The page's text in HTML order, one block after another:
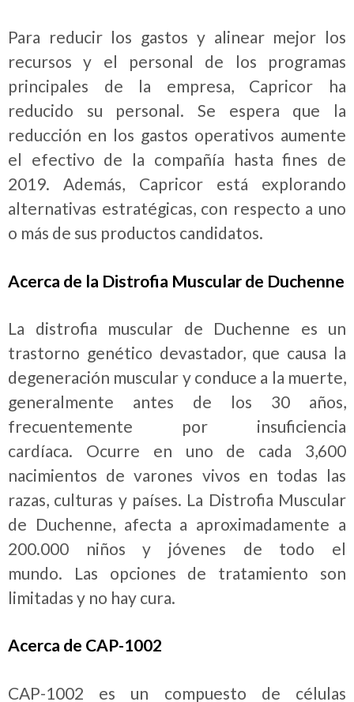
Para reducir los gastos y alinear mejor los
recursos y el personal de los programas
principales de la empresa, Capricor ha
reducido su personal. Se espera que la
reducción en los gastos operativos aumente
el efectivo de la compañía hasta fines de
2019. Además, Capricor está explorando
alternativas estratégicas, con respecto a uno
o más de sus productos candidatos.
Acerca de la Distrofia Muscular de Duchenne
La distrofia muscular de Duchenne es un
trastorno genético devastador, que causa la
degeneración muscular y conduce a la muerte,
generalmente antes de los 30 años,
frecuentemente por insuficiencia
cardíaca. Ocurre en uno de cada 3,600
nacimientos de varones vivos en todas las
razas, culturas y países. La Distrofia Muscular
de Duchenne, afecta a aproximadamente a
200.000 niños y jóvenes de todo el
mundo. Las opciones de tratamiento son
limitadas y no hay cura.
Acerca de CAP-1002
CAP-1002 es un compuesto de células